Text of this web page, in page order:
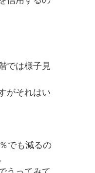
では様子見
がそれはい
でも減るの